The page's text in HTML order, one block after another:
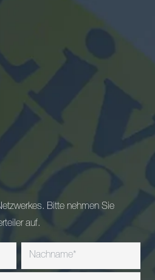
Bitte nehmen Sie
auf.